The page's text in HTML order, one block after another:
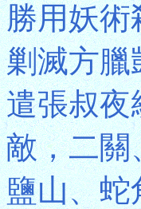
勝用妖術
剿滅方臘
遣張叔夜
敵，二關
鹽山、蛇